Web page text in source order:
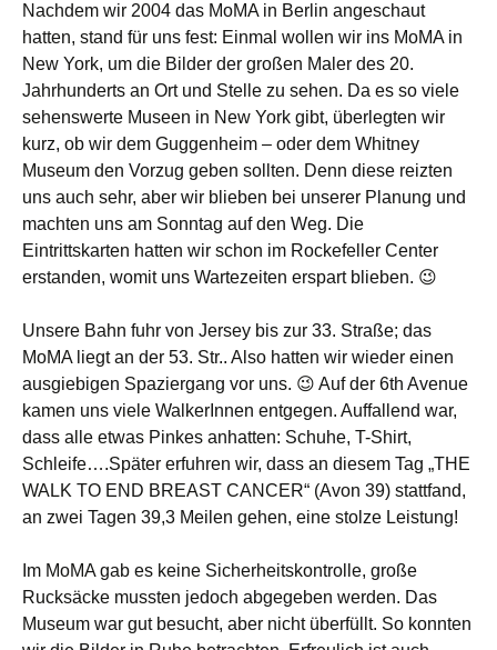
Nachdem wir 2004 das MoMA in Berlin angeschaut
hatten, stand für uns fest: Einmal wollen wir ins MoMA in
New York, um die Bilder der großen Maler des 20.
Jahrhunderts an Ort und Stelle zu sehen. Da es so viele
sehenswerte Museen in New York gibt, überlegten wir
kurz, ob wir dem Guggenheim – oder dem Whitney
Museum den Vorzug geben sollten. Denn diese reizten
uns auch sehr, aber wir blieben bei unserer Planung und
machten uns am Sonntag auf den Weg. Die
Eintrittskarten hatten wir schon im Rockefeller Center
erstanden, womit uns Wartezeiten erspart blieben. 😉
Unsere Bahn fuhr von Jersey bis zur 33. Straße; das
MoMA liegt an der 53. Str.. Also hatten wir wieder einen
ausgiebigen Spaziergang vor uns. 😉 Auf der 6th Avenue
kamen uns viele WalkerInnen entgegen. Auffallend war,
dass alle etwas Pinkes anhatten: Schuhe, T-Shirt,
Schleife….Später erfuhren wir, dass an diesem Tag „THE
WALK TO END BREAST CANCER“ (Avon 39) stattfand,
an zwei Tagen 39,3 Meilen gehen, eine stolze Leistung!
Im MoMA gab es keine Sicherheitskontrolle, große
Rucksäcke mussten jedoch abgegeben werden. Das
Museum war gut besucht, aber nicht überfüllt. So konnten